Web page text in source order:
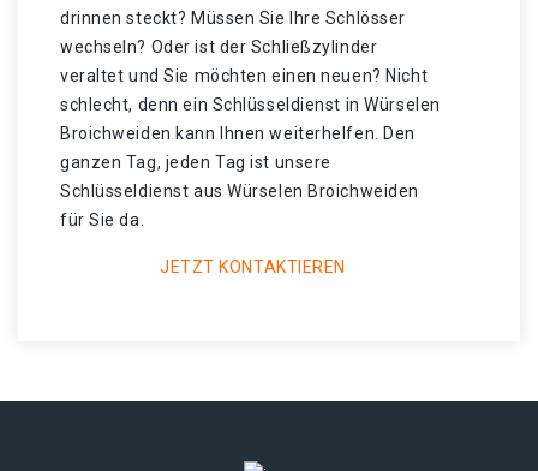
drinnen steckt? Müssen Sie Ihre Schlösser
wechseln? Oder ist der Schließzylinder
veraltet und Sie möchten einen neuen? Nicht
schlecht, denn ein Schlüsseldienst in Würselen
Broichweiden kann Ihnen weiterhelfen. Den
ganzen Tag, jeden Tag ist unsere
Schlüsseldienst aus Würselen Broichweiden
für Sie da.
JETZT KONTAKTIEREN